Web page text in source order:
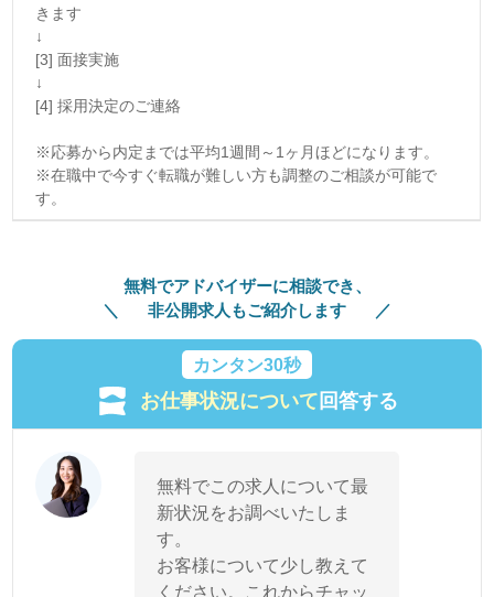
きます
↓
[3] 面接実施
↓
[4] 採用決定のご連絡
※応募から内定までは平均1週間～1ヶ月ほどになります。
※在職中で今すぐ転職が難しい方も調整のご相談が可能で
す。
無料でアドバイザーに相談でき、
非公開求人もご紹介します
カンタン30秒
お仕事状況について回答する
無料でこの求人について最
新状況をお調べいたしま
す。
お客様について少し教えて
ください。これからチャッ